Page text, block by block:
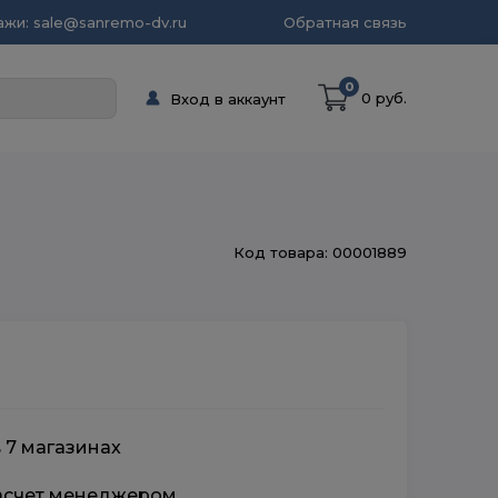
sale@sanremo-dv.ru Обратная связь
Вход в аккаунт
0
0 руб.
Код товара: 00001889
магазинах